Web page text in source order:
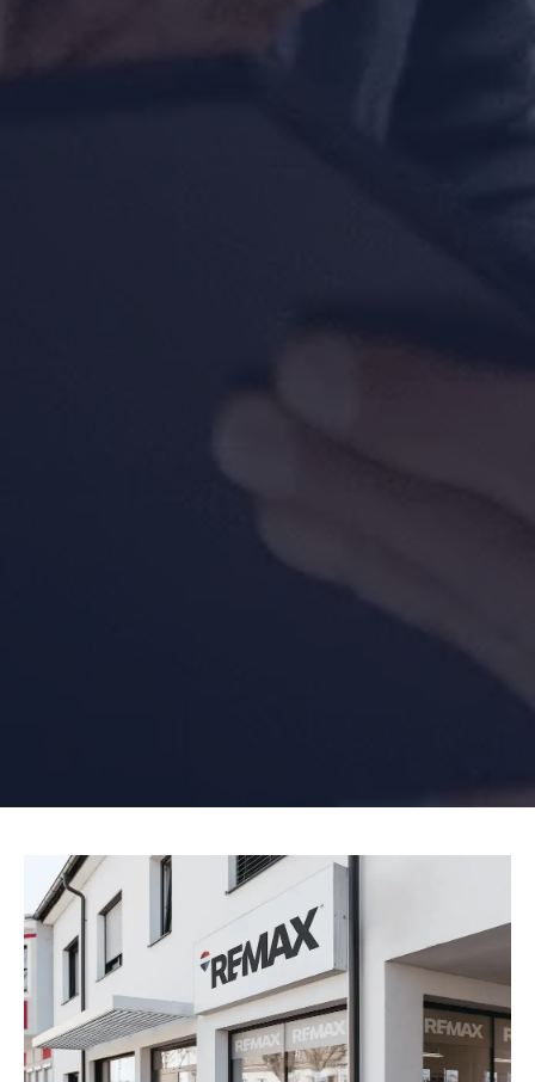
Dati più chiari per guidare la
tua agenzia
Ogni agenzia genera informazioni preziose: acquisizioni,
compravendite, produttività degli agenti, prezzo medio di
vendita, tasso di conversione e andamento degli obiettivi.